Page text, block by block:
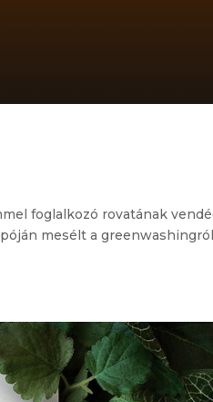
foglalkozó rovatának
mesélt a